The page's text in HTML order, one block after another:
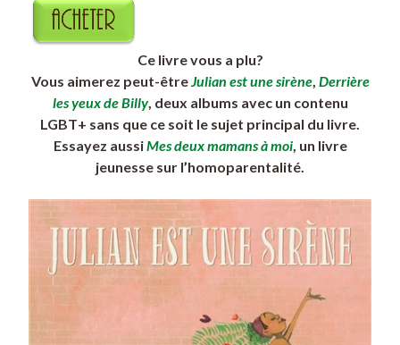
Ce livre vous a plu?
Vous aimerez peut-êtreJulian est une sirène, Derrière
les yeux de Billy, deux albums avec un contenu
LGBT+ sans que ce soit le sujet principal du livre.
Essayez aussiMes deux mamans à moi, un livre
jeunesse sur l’homoparentalité.